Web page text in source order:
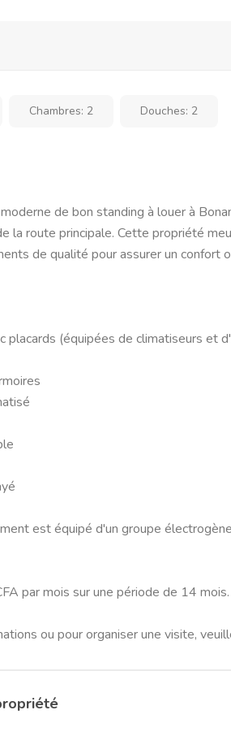
Chambres: 2 Douches: 2
de bon standing à louer à
la route principale. Cette propriété
de qualité pour assurer un confort
placards (équipées de climatiseurs et
est équipé d'un groupe
par mois sur une période de 14 mois.
ou pour organiser une visite,